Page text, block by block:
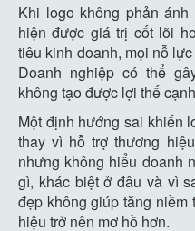
Khi logo không phản
hiện được giá trị cốt lõi
tiêu kinh doanh, mọi nỗ
Doanh nghiệp có thể
không tạo được lợi thế
Một định hướng sai khiến
thay vì hỗ trợ thương
nhưng không hiểu doanh
gì, khác biệt ở đâu và vì
đẹp không giúp tăng
hiệu trở nên mơ hồ hơn.